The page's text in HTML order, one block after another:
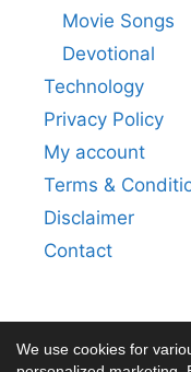
Movie Songs
Devotional
Technology
Privacy Policy
My account
Terms &
Disclaimer
Contact
We use cookies for